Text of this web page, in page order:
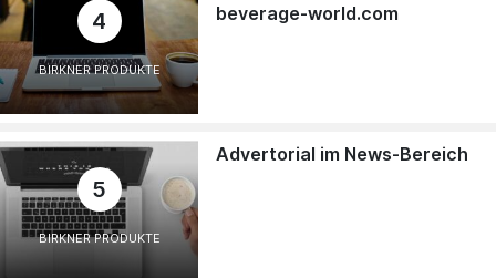
4
BIRKNER PRODUKTE
beverage-world.com
5
BIRKNER PRODUKTE
Advertorial im News-Bereich